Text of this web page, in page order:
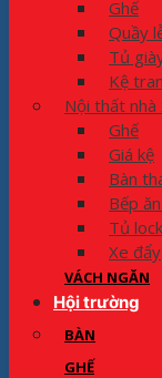
Ghế
Quầy
Tủ
Kệ
Nội thất
Ghế
Giá kệ
Bàn
Bếp
Tủ
Xe đẩy
VÁCH NGĂN
Hội trường
BÀN
GHẾ